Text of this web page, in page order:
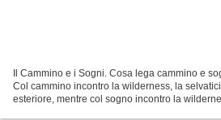
Il Cammino e i Sogni. Cosa lega cammino e
Col cammino incontro la wilderness, la
esteriore, mentre col sogno incontro la